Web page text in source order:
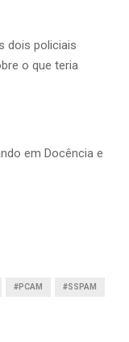
dois policiais
o que teria
em Docência e
#PCAM #SSPAM